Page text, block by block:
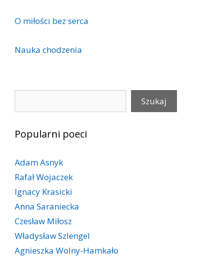
O mi­ło­ści bez ser­ca
Nauka chodzenia
Szukaj
Popularni poeci
Adam Asnyk
Rafał Wojaczek
Ignacy Krasicki
Anna Saraniecka
Czesław Miłosz
Władysław Szlengel
Agnieszka Wolny-Hamkało